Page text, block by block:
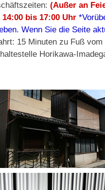
(Außer an
14:00 bis 17:00 Uhr
Wenn Sie die Seite
15 Minuten zu Fuß
Horikawa-